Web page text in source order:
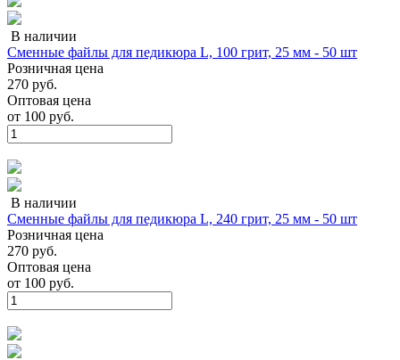
В наличии
Сменные файлы для педикюра L, 100 грит, 25 мм - 50 шт
Розничная цена
270 руб.
Оптовая цена
от 100 руб.
В наличии
Сменные файлы для педикюра L, 240 грит, 25 мм - 50 шт
Розничная цена
270 руб.
Оптовая цена
от 100 руб.